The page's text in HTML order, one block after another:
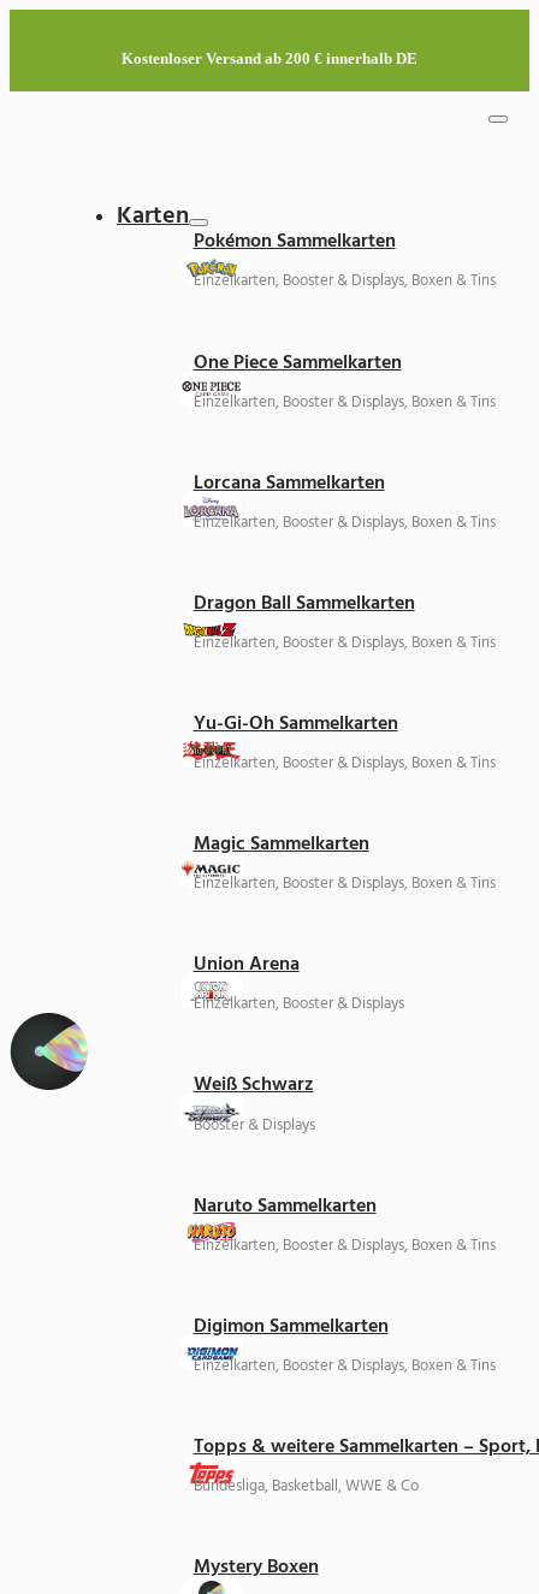
Kostenloser Versand ab 200 € innerhalb DE
Karten
Pokémon Sammelkarten
Einzelkarten, Booster & Displays, Boxen & Tins
One Piece Sammelkarten
Einzelkarten, Booster & Displays, Boxen & Tins
Lorcana Sammelkarten
Einzelkarten, Booster & Displays, Boxen & Tins
Dragon Ball Sammelkarten
Einzelkarten, Booster & Displays, Boxen & Tins
Yu-Gi-Oh Sammelkarten
Einzelkarten, Booster & Displays, Boxen & Tins
Magic Sammelkarten
Einzelkarten, Booster & Displays, Boxen & Tins
Union Arena
Einzelkarten, Booster & Displays
Weiß Schwarz
Booster & Displays
Naruto Sammelkarten
Einzelkarten, Booster & Displays, Boxen & Tins
Digimon Sammelkarten
Einzelkarten, Booster & Displays, Boxen & Tins
Topps & weitere Sammelkarten –
Bundesliga, Basketball, WWE & Co
Mystery Boxen